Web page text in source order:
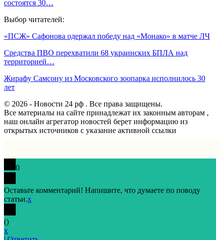
состоятся 30…
Выбор читателей:
«ПСЖ» Сафонова одержал победу над «Монако» в матче ЛЧ
Средства ПВО перехватили 68 украинских БПЛА над
территорией…
Жирафу Самсону из Московского зоопарка исполнилось 30
лет
© 2026 - Новости 24 рф . Все права защищены.
Все материалы на сайте принадлежат их законным авторам ,
наш онлайн агрегатор новостей берет информацию из
открытых источников с указание активной ссылки
0
Оставьте комментарий! Напишите, что думаете по поводу
статьи.x
()
x